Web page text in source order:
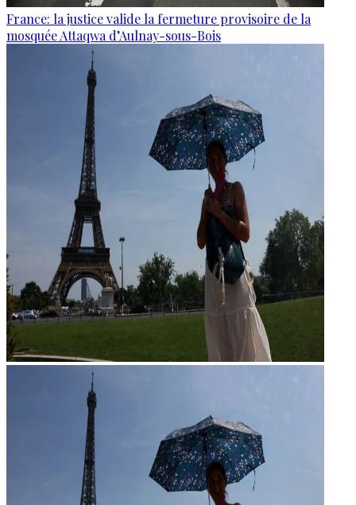
France: la justice valide la fermeture provisoire de la
mosquée Attaqwa d’Aulnay-sous-Bois